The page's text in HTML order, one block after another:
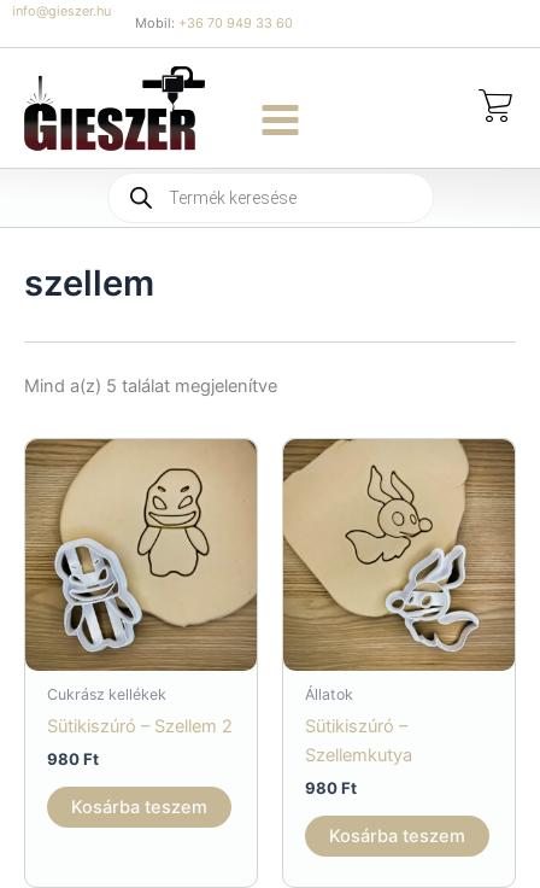
Skip
to
content
info@gieszer.hu
Mobil: +36 70 949 33 60
Products
search
szellem
Mind a(z) 5 találat megjelenítveSorted
Cukrász kellékek
Sütikiszúró – Szellem 2
980Ft
Kosárba teszem
Állatok
Sütikiszúró –
Szellemkutya
980Ft
Kosárba teszem